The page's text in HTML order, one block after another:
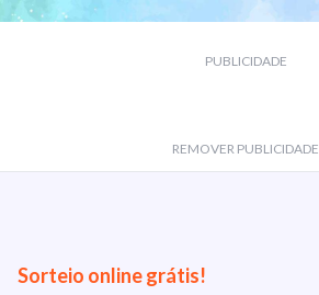
PUBLICIDADE
REMOVER PUBLICIDADE
Sorteio online grátis!